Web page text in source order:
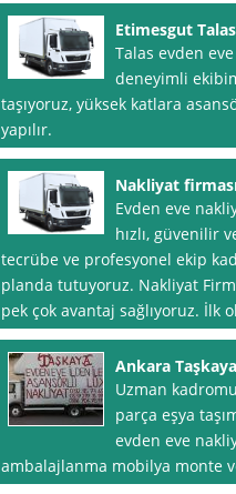
Etimesgut
Talas evden
deneyimli
taşıyoruz, yüksek katlara
yapılır.
Nakliyat
Evden eve
hızlı, güvenilir
tecrübe ve profesyonel ekip
planda tutuyoruz. Nakliyat
pek çok avantaj sağlıyoruz. İlk
Ankara
Uzman
parça eşya
evden eve
ambalajlanma mobilya monte